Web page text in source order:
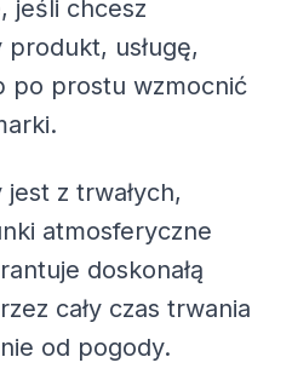
jeśli chcesz
usługę,
po prostu wzmocnić
z trwałych,
atmosferyczne
doskonałą
cały czas trwania
od pogody.